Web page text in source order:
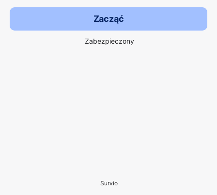
Zacząć
Zabezpieczony
Survio